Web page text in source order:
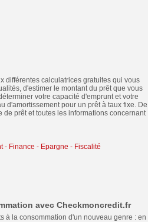
différentes calculatrices gratuites qui vous
d'estimer le montant du prêt que vous
votre capacité d'emprunt et votre
d'amortissement pour un prêt à taux fixe. De
prêt et toutes les informations concernant
- Finance - Epargne - Fiscalité
avec Checkmoncredit.fr
à la consommation d'un nouveau genre : en